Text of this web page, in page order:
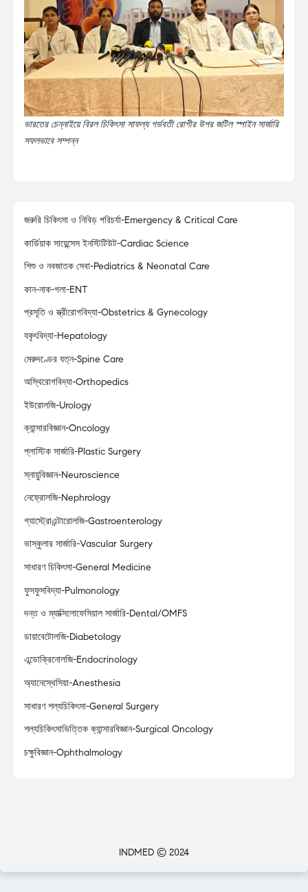
ভারতের চেন্নাইয়ে বিরল চিকিৎসা সাফল্য গর্ভবতী রোগীর উপর জটিল স্পাইন সার্জারি
সফলভাবে সম্পন্ন
জরুরি চিকিৎসা ও নিবিড় পরিচর্যা-Emergency & Critical Care
কার্ডিয়াক সায়েন্সেস ইনস্টিটিউট-Cardiac Science
শিশু ও নবজাতক সেবা-Pediatrics & Neonatal Care
কান-নাক-গলা-ENT
প্রসূতি ও স্ত্রীরোগবিদ্যা-Obstetrics & Gynecology
যকৃৎবিদ্যা-Hepatology
মেরুদণ্ডের যত্ন-Spine Care
অস্থিরোগবিদ্যা-Orthopedics
ইউরোলজি-Urology
ক্যান্সারবিজ্ঞান-Oncology
প্লাস্টিক সার্জারি-Plastic Surgery
স্নায়ুবিজ্ঞান-Neuroscience
নেফ্রোলজি-Nephrology
গ্যাস্ট্রোএন্টারোলজি-Gastroenterology
ভাস্কুলার সার্জারি-Vascular Surgery
সাধারণ চিকিৎসা-General Medicine
ফুসফুসবিদ্যা-Pulmonology
দন্ত ও ম্যাক্সিলোফেসিয়াল সার্জারি-Dental/OMFS
ডায়াবেটোলজি-Diabetology
এন্ডোক্রিনোলজি-Endocrinology
অ্যানেস্থেসিয়া-Anesthesia
সাধারণ শল্যচিকিৎসা-General Surgery
শল্যচিকিৎসাভিত্তিক ক্যান্সারবিজ্ঞান-Surgical Oncology
চক্ষুবিজ্ঞান-Ophthalmology
INDMED © 2024